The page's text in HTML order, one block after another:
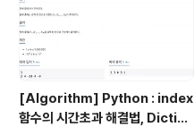
[Algorithm] Python : index
함수의 시간초과 해결법, Diction